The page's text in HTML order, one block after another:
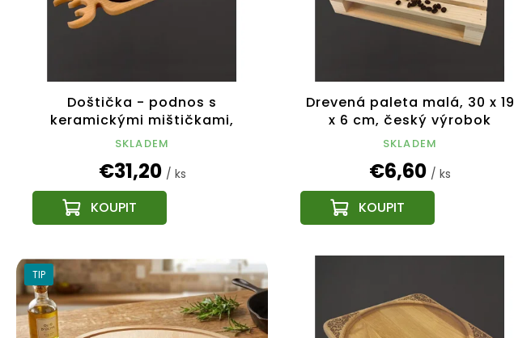
Doštička - podnos s
keramickými mištičkami,
masívne drevo, rozmer 48 x 11
SKLADEM
€31,20 / ks
Drevená paleta malá, 30 x 19
x 6 cm, český výrobok
SKLADEM
€6,60 / ks
TIP